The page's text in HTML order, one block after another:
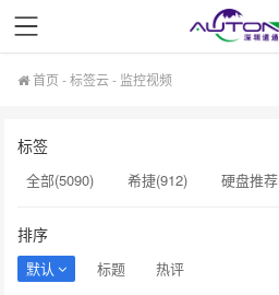
首页 -标签云- 监控视频
标签
全部(5090) 希捷(912) 硬盘推
硬盘采购(474)
希捷硬盘(471)
排序
默认 标题 热评